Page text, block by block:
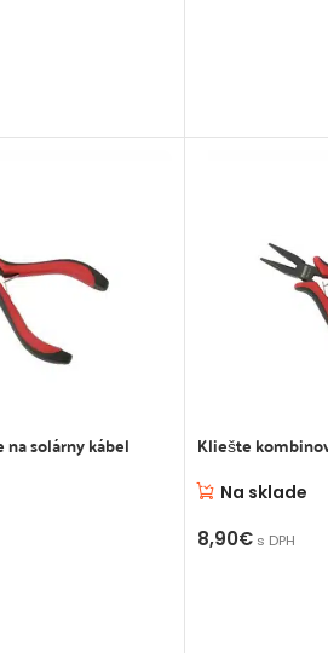
solárny kábel Kliešte
Na sklade
8,90€s DPH